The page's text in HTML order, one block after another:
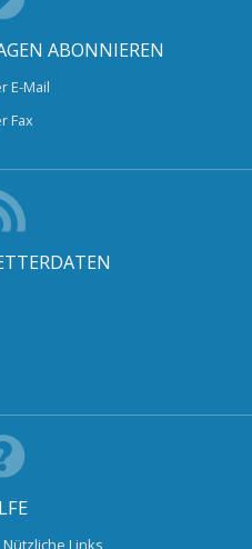
ABONNIEREN
E-Mail
Fax
Nützliche Links